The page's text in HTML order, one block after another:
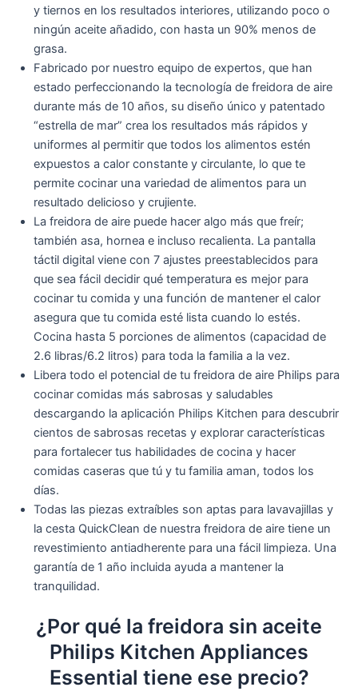
y tiernos en los resultados interiores, utilizando poco o
ningún aceite añadido, con hasta un 90% menos de
grasa.
Fabricado por nuestro equipo de expertos, que han
estado perfeccionando la tecnología de freidora de aire
durante más de 10 años, su diseño único y patentado
“estrella de mar” crea los resultados más rápidos y
uniformes al permitir que todos los alimentos estén
expuestos a calor constante y circulante, lo que te
permite cocinar una variedad de alimentos para un
resultado delicioso y crujiente.
La freidora de aire puede hacer algo más que freír;
también asa, hornea e incluso recalienta. La pantalla
táctil digital viene con 7 ajustes preestablecidos para
que sea fácil decidir qué temperatura es mejor para
cocinar tu comida y una función de mantener el calor
asegura que tu comida esté lista cuando lo estés.
Cocina hasta 5 porciones de alimentos (capacidad de
2.6 libras/6.2 litros) para toda la familia a la vez.
Libera todo el potencial de tu freidora de aire Philips para
cocinar comidas más sabrosas y saludables
descargando la aplicación Philips Kitchen para descubrir
cientos de sabrosas recetas y explorar características
para fortalecer tus habilidades de cocina y hacer
comidas caseras que tú y tu familia aman, todos los
días.
Todas las piezas extraíbles son aptas para lavavajillas y
la cesta QuickClean de nuestra freidora de aire tiene un
revestimiento antiadherente para una fácil limpieza. Una
garantía de 1 año incluida ayuda a mantener la
tranquilidad.
¿Por qué la freidora sin aceite
Philips Kitchen Appliances
Essential tiene ese precio?